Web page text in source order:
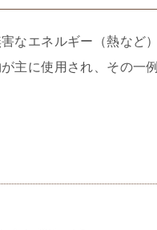
なエネルギー（熱など）
主に使用され、その一例